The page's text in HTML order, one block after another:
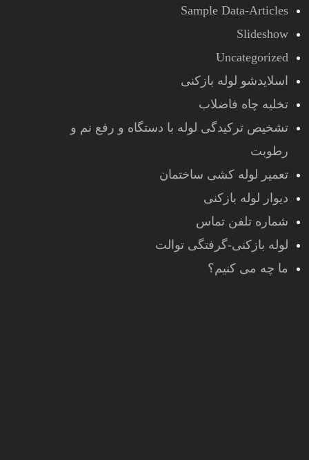
Sample Data-Articles
Slideshow
Uncategorized
اسلایدشو لوله بازکنی
تخلیه چاه فاضلاب
تشخیص ترکیدگی لوله با دستگاه و رفع نم و
رطوبت
تعمیر لوله کشی ساختمان
دیوار لوله بازکنی
شماره تلفن تماس
لوله بازکنی-گرفتگی توالت
ما چه می کنیم؟